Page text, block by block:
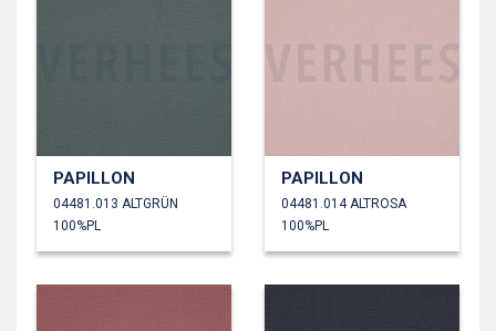
PAPILLON
04481.013 ALTGRÜN
100%PL
PAPILLON
04481.014 ALTROSA
100%PL